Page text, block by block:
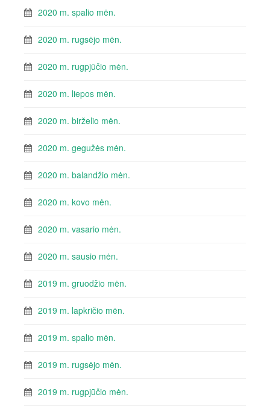
2020 m. spalio mėn.
2020 m. rugsėjo mėn.
2020 m. rugpjūčio mėn.
2020 m. liepos mėn.
2020 m. birželio mėn.
2020 m. gegužės mėn.
2020 m. balandžio mėn.
2020 m. kovo mėn.
2020 m. vasario mėn.
2020 m. sausio mėn.
2019 m. gruodžio mėn.
2019 m. lapkričio mėn.
2019 m. spalio mėn.
2019 m. rugsėjo mėn.
2019 m. rugpjūčio mėn.